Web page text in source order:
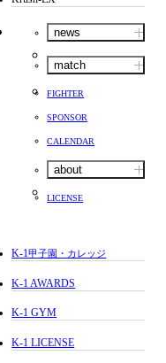
news
match
FIGHTER
SPONSOR
CALENDAR
about
LICENSE
K-1甲子園・カレッジ
K-1 AWARDS
K-1 GYM
K-1 LICENSE